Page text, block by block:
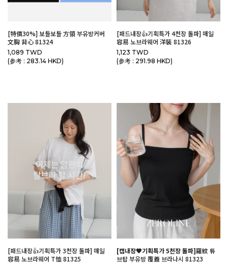
[特價30%] 보들보들 方領 부유방커버
文胸 背心 81324
1,089 TWD
(参考 : 283.14 HKD)
[패드내장👍기획특가 4천장 돌파] 매일
容易 노브라웨어 洋裝 81326
1,123 TWD
(参考 : 291.98 HKD)
[패드내장👍기획특가 3천장 돌파] 매일
容易 노브라웨어 T恤 81325
[캡내장🖤기획특가 5천장 돌파]羅紋 튜
브탑 부유방 覆蓋 브라나시 81323